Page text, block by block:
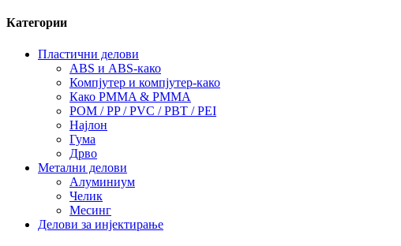
Категории
Пластични делови
ABS и ABS-како
Компјутер и компјутер-како
Како PMMA & PMMA
POM / PP / PVC / PBT / PEI
Најлон
Гума
Дрво
Метални делови
Алуминиум
Челик
Месинг
Делови за инјектирање